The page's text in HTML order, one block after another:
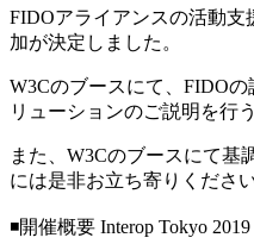
FIDOアライアンスの活動支
加が決定しました。
W3Cのブースにて、FIDO
リューションのご説明を行
また、W3Cのブースにて基
には是非お立ち寄りください
◾️開催概要 Interop Tokyo